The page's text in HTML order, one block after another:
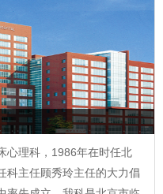
心理科，1986年在时任北
科主任顾秀玲主任的大力倡